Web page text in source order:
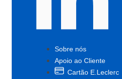
Sobre nós
Apoio ao Cliente
Cartão E.Leclerc